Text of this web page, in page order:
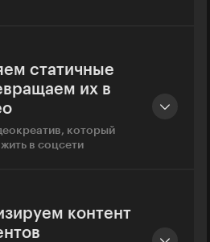
статичные
их в
который
в соцсети
контент